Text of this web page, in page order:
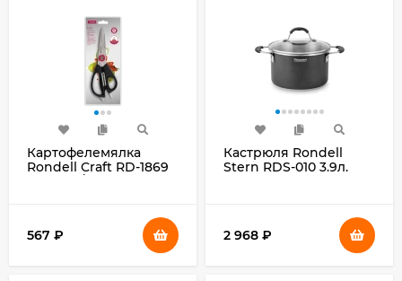
Картофелемялка
Rondell Craft RD-1869
567 ₽
Кастрюля Rondell
Stern RDS-010 3.9л.
2 968 ₽